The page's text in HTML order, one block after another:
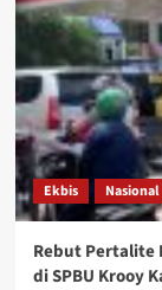
Ekbis Nasional
Rebut Pertalite
di SPBU Krooy